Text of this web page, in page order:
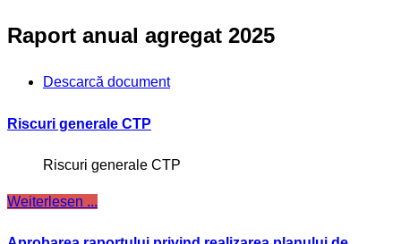
Raport anual agregat 2025
Descarcă document
Riscuri generale CTP
Riscuri generale CTP
Weiterlesen ...